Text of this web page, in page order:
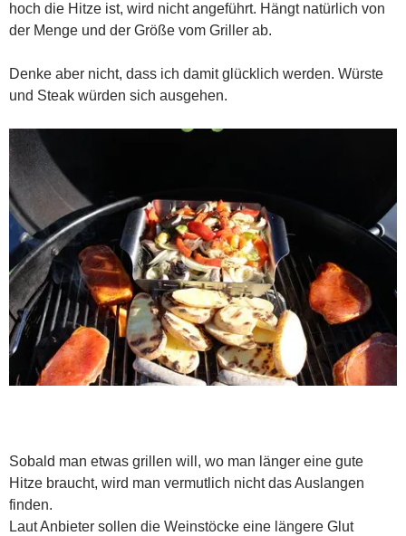
hoch die Hitze ist, wird nicht angeführt. Hängt natürlich von
der Menge und der Größe vom Griller ab.
Denke aber nicht, dass ich damit glücklich werden. Würste
und Steak würden sich ausgehen.
Sobald man etwas grillen will, wo man länger eine gute
Hitze braucht, wird man vermutlich nicht das Auslangen
finden.
Laut Anbieter sollen die Weinstöcke eine längere Glut